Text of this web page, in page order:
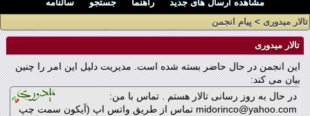
مشاهده ارسال های جدید راهنما جستجو
سالنامه
تالار میدوری > پیام انجمن
تالار میدوری
این انجمن در حال حاضر بسته شده است. مدیریت دلیل این امر را چنین
بیان می کند:
در حال به روز رسانی تالار هستم . تماس با من:
midorinco@yahoo.com تماس از طریق واتس اپ (آیکون سمت چپ